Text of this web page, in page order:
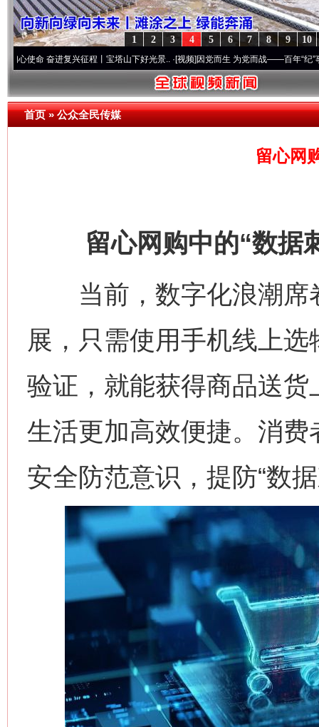
10
9
8
7
6
5
4
3
2
1
进复兴征程丨宝塔山下好光景..·[视频]因党而生 为党而战——百年“纪”事⑧加强纪
首页»公众全民传媒
留心网
留心网购中的“数据
当前，数字化浪潮席
展，只需使用手机线上
验证，就能获得商品送
生活更加高效便捷。消
安全防范意识，提防“数